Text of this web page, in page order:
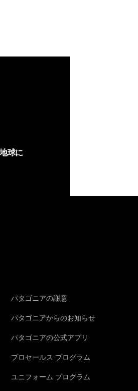
球に
パタゴニアの謝意
パタゴニアからのお知らせ
パタゴニアの公式アプリ
プロセールス プログラム
ユニフォーム プログラム